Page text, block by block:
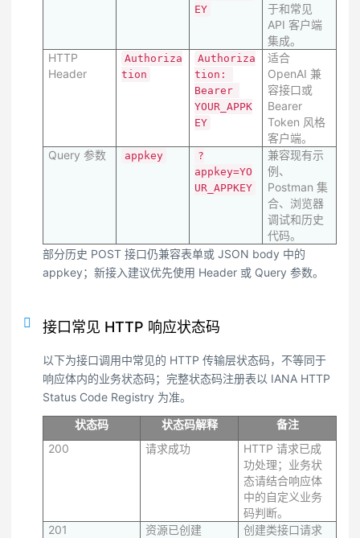
EY
于和常见
API 客户端
集成。
HTTP
Header
Authoriza
tion
Authoriza
tion:
Bearer
YOUR_APPK
EY
适合
OpenAI 兼
容接口或
Bearer
Token 风格
客户端。
Query 参数
appkey
?
appkey=YO
UR_APPKEY
兼容现有示
例、
Postman 集
合、浏览器
调试和历史
代码。
部分历史 POST 接口仍兼容表单或 JSON body 中的
appkey；新接入建议优先使用 Header 或 Query 参数。
接口常见 HTTP 响应状态码
以下为接口调用中常见的 HTTP 传输层状态码，不等同于
响应体内的业务状态码；完整状态码注册表以 IANA HTTP
Status Code Registry 为准。
状态码
状态码解释
备注
200
请求成功
HTTP 请求已成
功处理；业务状
态请结合响应体
中的自定义业务
码判断。
201
资源已创建
创建类接口请求